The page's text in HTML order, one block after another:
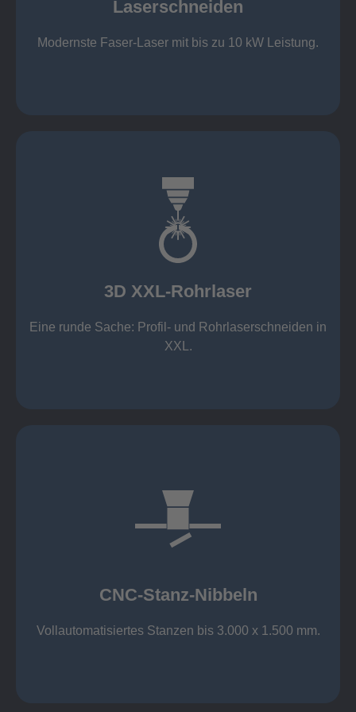
Laserschneiden
Modernste Faser-Laser mit bis zu 10 kW Leistung.
Laserschneiden
Stahl bis 12 mm oxidfrei (Schmelzschneiden)
3D XXL-Rohrlaser
Eine runde Sache: Profil- und Rohrlaserschneiden in
XXL.
3D XXL-Rohrlaser
Rechteckprofile bis 300 x 300 mm
Wandstärken:
Nichtrostende Stähle 15 mm (oxidfrei)
Aluminium 10 mm (oxidfrei)
CNC-Stanz-Nibbeln
Vollautomatisiertes Stanzen bis 3.000 x 1.500 mm.
Stahl bis 6 mm
großer Standard-Werkzeug-Park